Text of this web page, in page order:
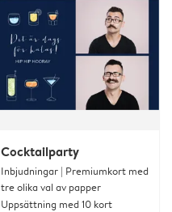
Cocktailparty
Inbjudningar | Premiumkort med
tre olika val av papper
Uppsättning med 10 kort